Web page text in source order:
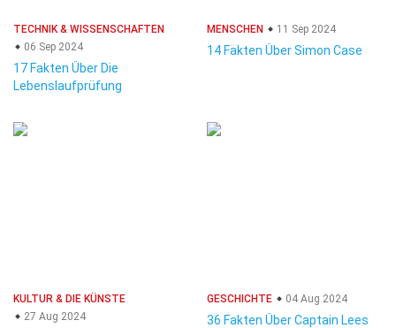
TECHNIK & WISSENSCHAFTEN
06 Sep 2024
17 Fakten Über Die
Lebenslaufprüfung
MENSCHEN 11 Sep 2024
14 Fakten Über Simon Case
KULTUR & DIE KÜNSTE
27 Aug 2024
GESCHICHTE 04 Aug 2024
36 Fakten Über Captain Lees